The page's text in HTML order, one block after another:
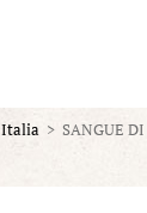
Italia > SANGUE